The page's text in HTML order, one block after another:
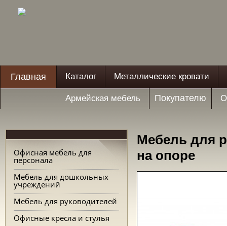
Главная Каталог Металлические кровати
Армейская мебель Покупателю
Офисная мебель для
персонала
Мебель для дошкольных
учреждений
Мебель для руководителей
Офисные кресла и стулья
Мебель для
на опоре